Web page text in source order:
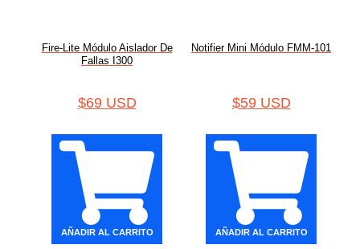
Fire-Lite Módulo Aislador De
Fallas I300
$69 USD
AÑADIR AL CARRITO
Notifier Mini Módulo FMM-101
$59 USD
AÑADIR AL CARRITO